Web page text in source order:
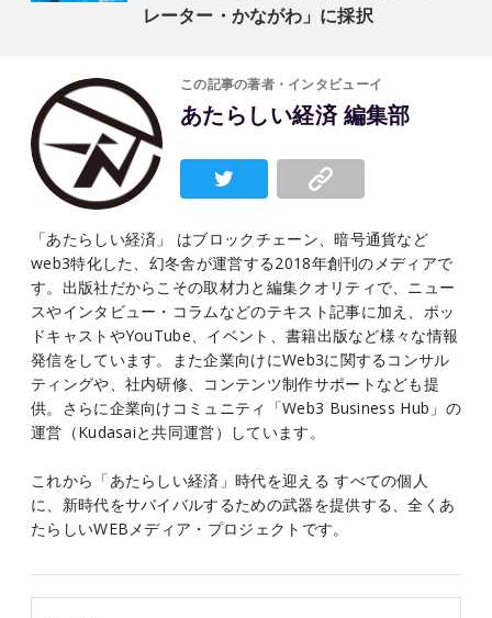
レーター・かながわ」に採択
この記事の著者・インタビューイ
あたらしい経済 編集部
「あたらしい経済」 はブロックチェーン、暗号通貨など
web3特化した、幻冬舎が運営する2018年創刊のメディアで
す。出版社だからこその取材力と編集クオリティで、ニュー
スやインタビュー・コラムなどのテキスト記事に加え、ポッ
ドキャストやYouTube、イベント、書籍出版など様々な情報
発信をしています。また企業向けにWeb3に関するコンサル
ティングや、社内研修、コンテンツ制作サポートなども提
供。さらに企業向けコミュニティ「Web3 Business Hub」の
運営（Kudasaiと共同運営）しています。
これから「あたらしい経済」時代を迎える すべての個人
に、新時代をサバイバルするための武器を提供する、全くあ
たらしいWEBメディア・プロジェクトです。